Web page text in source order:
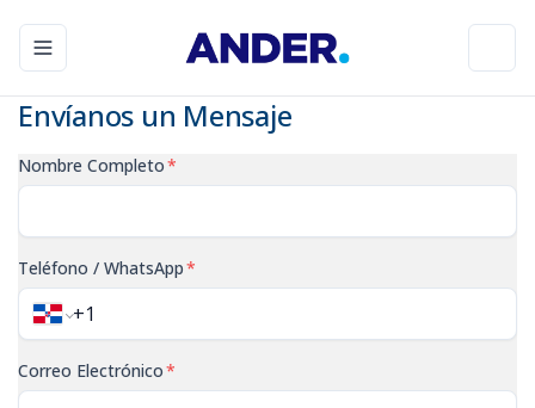
Toggle navigation menu
Envíanos un Mensaje
Nombre Completo*
Teléfono / WhatsApp*
Correo Electrónico*